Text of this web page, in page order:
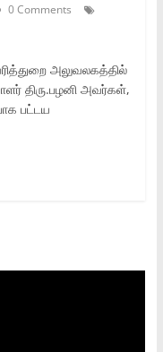
0 Comments
அலுவலகத்தில்
திரு.பழனி அவர்கள்,
பட்டய